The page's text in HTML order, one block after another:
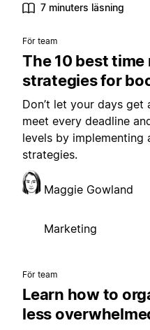
7 minuters läsning
För team
The 10 best
strategies for
Don’t let your days
meet every deadline
levels by implementing
strategies.
Maggie Gowland
Marketing
För team
Learn how to
less